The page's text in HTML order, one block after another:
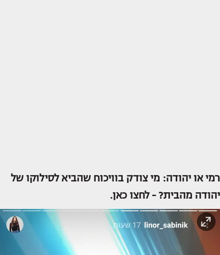
רמי או יהודה: מי צודק בוויכוח שהביא לסילוקו של
יהודה מהבית? - לחצו כאן.